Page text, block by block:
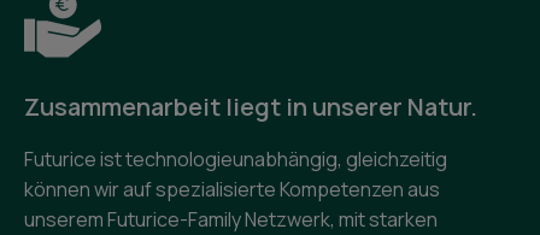
Zusammenarbeit liegt in unserer Natur.
Futurice ist technologieunabhängig, gleichzeitig
können wir auf spezialisierte Kompetenzen aus
unserem Futurice-Family Netzwerk, mit starken